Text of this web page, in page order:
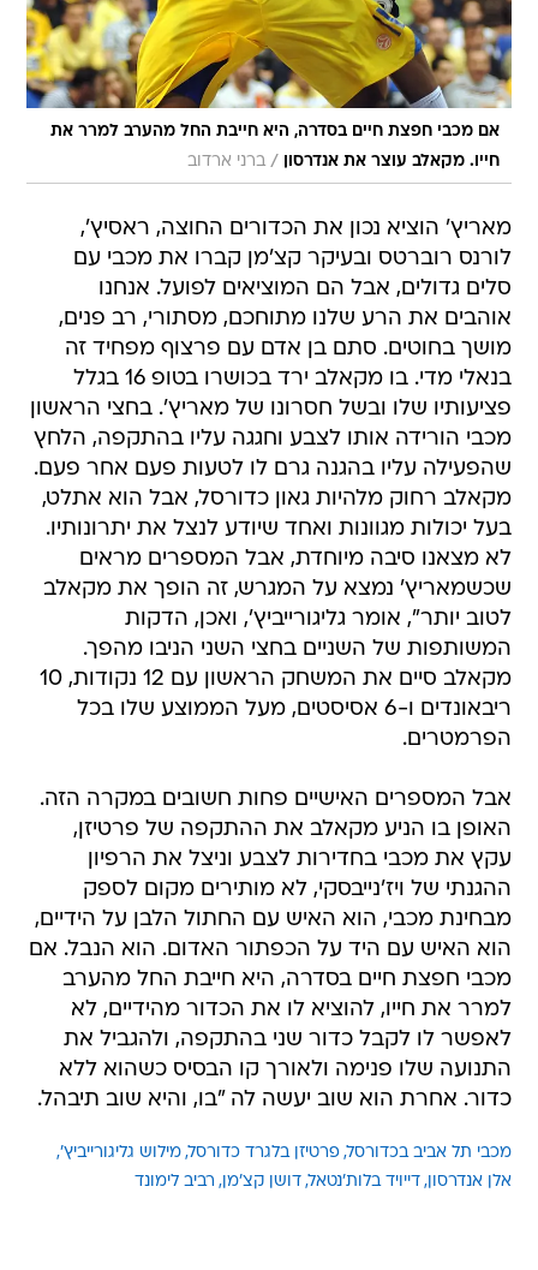
אם מכבי חפצת חיים בסדרה, היא חייבת החל מהערב למרר את
חייו. מקאלב עוצר את אנדרסון
/ ברני ארדוב
מאריץ' הוציא נכון את הכדורים החוצה, ראסיץ',
לורנס רוברטס ובעיקר קצ'מן קברו את מכבי עם
סלים גדולים, אבל הם המוציאים לפועל. אנחנו
אוהבים את הרע שלנו מתוחכם, מסתורי, רב פנים,
מושך בחוטים. סתם בן אדם עם פרצוף מפחיד זה
בנאלי מדי. בו מקאלב ירד בכושרו בטופ 16 בגלל
פציעותיו שלו ובשל חסרונו של מאריץ'. בחצי הראשון
מכבי הורידה אותו לצבע וחגגה עליו בהתקפה, הלחץ
שהפעילה עליו בהגנה גרם לו לטעות פעם אחר פעם.
מקאלב רחוק מלהיות גאון כדורסל, אבל הוא אתלט,
בעל יכולות מגוונות ואחד שיודע לנצל את יתרונותיו.
לא מצאנו סיבה מיוחדת, אבל המספרים מראים
שכשמאריץ' נמצא על המגרש, זה הופך את מקאלב
לטוב יותר", אומר גליגורייביץ', ואכן, הדקות
המשותפות של השניים בחצי השני הניבו מהפך.
מקאלב סיים את המשחק הראשון עם 12 נקודות, 10
ריבאונדים ו-6 אסיסטים, מעל הממוצע שלו בכל
הפרמטרים.
אבל המספרים האישיים פחות חשובים במקרה הזה.
האופן בו הניע מקאלב את ההתקפה של פרטיזן,
עקץ את מכבי בחדירות לצבע וניצל את הרפיון
ההגנתי של ויז'נייבסקי, לא מותירים מקום לספק 
מבחינת מכבי, הוא האיש עם החתול הלבן על הידיים,
הוא האיש עם היד על הכפתור האדום. הוא הנבל. אם
מכבי חפצת חיים בסדרה, היא חייבת החל מהערב
למרר את חייו, להוציא לו את הכדור מהידיים, לא
לאפשר לו לקבל כדור שני בהתקפה, ולהגביל את
התנועה שלו פנימה ולאורך קו הבסיס כשהוא ללא
כדור. אחרת הוא שוב יעשה לה "בו, והיא שוב תיבהל.
מכבי תל אביב בכדורסל פרטיזן בלגרד כדורסל מילוש גליגורייביץ'
אלן אנדרסון דייויד בלות'נטאל דושן קצ'מן רביב לימונד